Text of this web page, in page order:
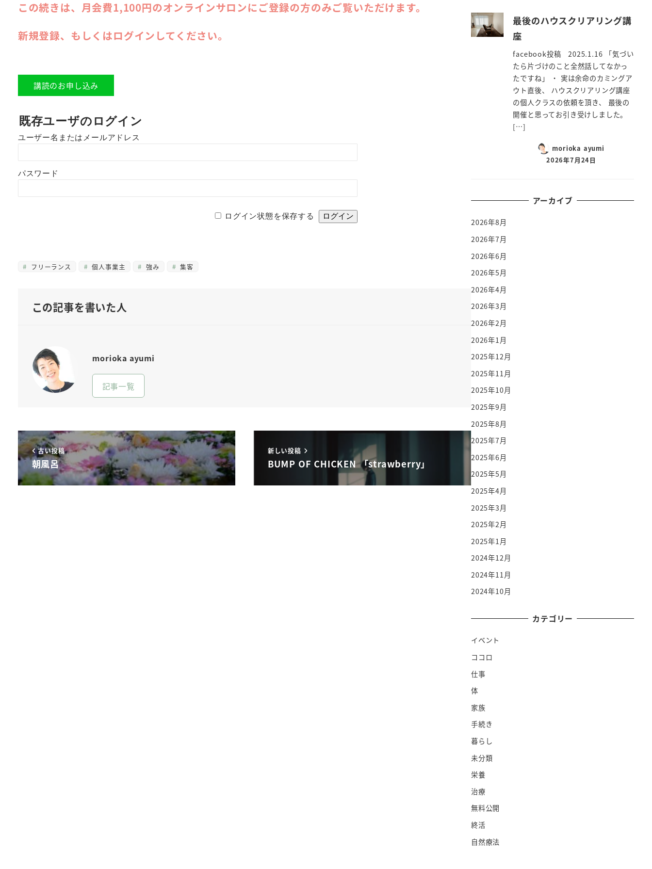
この続きは、月会費1,100円のオンラインサロンにご登録の方のみご覧いただけます。
新規登録、もしくはログインしてください。
講読のお申し込み
既存ユーザのログイン
ユーザー名またはメールアドレス
パスワード
ログイン状態を保存する
フリーランス 個人事業主 強み 集客
この記事を書いた人
morioka ayumi
記事一覧
古い投稿
朝風呂
新しい投稿
BUMP OF CHICKEN 「strawberry」
最後のハウスクリアリング講
座
facebook投稿 2025.1.16 「気づい
たら片づけのこと全然話してなかっ
たですね」 ・ 実は余命のカミングア
ウト直後、 ハウスクリアリング講座
の個人クラスの依頼を頂き、 最後の
開催と思ってお引き受けしました。
[…]
morioka ayumi
2026年7月24日
アーカイブ
2026年8月
2026年7月
2026年6月
2026年5月
2026年4月
2026年3月
2026年2月
2026年1月
2025年12月
2025年11月
2025年10月
2025年9月
2025年8月
2025年7月
2025年6月
2025年5月
2025年4月
2025年3月
2025年2月
2025年1月
2024年12月
2024年11月
2024年10月
カテゴリー
イベント
ココロ
仕事
体
家族
手続き
暮らし
未分類
栄養
治療
無料公開
終活
自然療法